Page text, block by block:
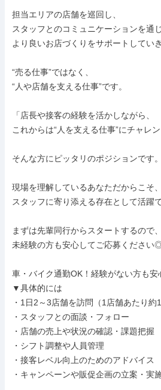
担当エリアの店舗を巡回し、
スタッフとのコミュニケーションを通じ
より良いお店づくりをサポートしていき
“売る仕事”ではなく、
“人や店舗を支える仕事”です。
「店長や接客の経験を活かしながら、
これからは“人を支える仕事”にチャレン
そんな方にピッタリのポジションです。
現場を理解しているあなただからこそ、
スタッフに寄り添える存在として活躍
まずは先輩同行からスタートするので、
未経験の方も安心してご応募ください
車・バイク通勤OK！経験がない方も
▼具体的には
・1日2～3店舗を訪問（1店舗あたり約1
・スタッフとの面談・フォロー
・店舗の売上や状況の確認・課題把握
・シフト調整や人員管理
・接客レベル向上のためのアドバイス
・キャンペーンや販促企画の立案・実